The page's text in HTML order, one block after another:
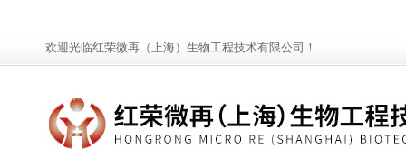
欢迎光临红荣微再（上海）生物工程技术有限公司！